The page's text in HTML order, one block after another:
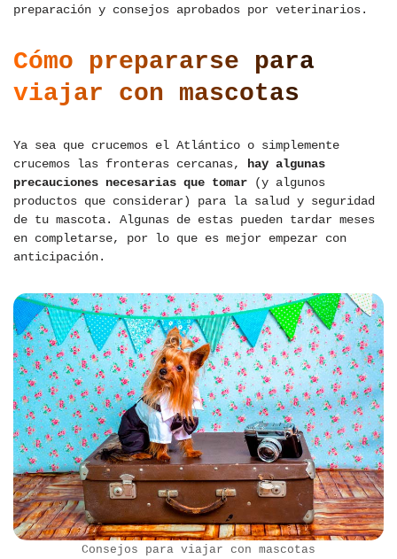
preparación y consejos aprobados por veterinarios.
Cómo prepararse para
viajar con mascotas
Ya sea que crucemos el Atlántico o simplemente
crucemos las fronteras cercanas, hay algunas
precauciones necesarias que tomar (y algunos
productos que considerar) para la salud y seguridad
de tu mascota. Algunas de estas pueden tardar meses
en completarse, por lo que es mejor empezar con
anticipación.
Consejos para viajar con mascotas